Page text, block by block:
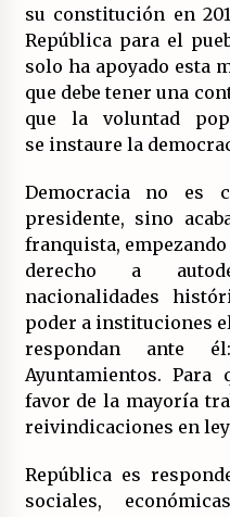
su constitución en
República para el
solo ha apoyado esta
que debe tener una
que la voluntad
se instaure la
Democracia no es
presidente, sino
franquista,
derecho a
nacionalidades
poder a instituciones
respondan ante
Ayuntamientos.
favor de la mayoría
reivindicaciones en
República es
sociales,